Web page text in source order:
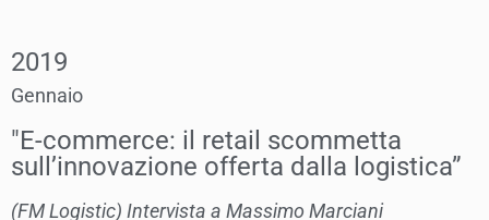
2019
Gennaio
"E-commerce: il retail scommetta
sull’innovazione offerta dalla logistica”
(FM Logistic) Intervista a Massimo Marciani